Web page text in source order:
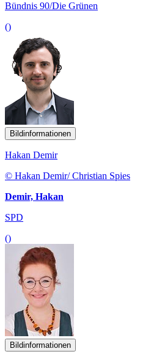
Bündnis 90/Die Grünen
()
Bildinformationen
Hakan Demir
© Hakan Demir/ Christian Spies
Demir, Hakan
SPD
()
Bildinformationen